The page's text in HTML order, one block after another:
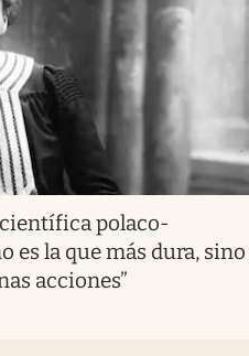
polaco-
es la que más dura, sino
acciones”